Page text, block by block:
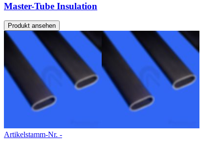
Master-Tube Insulation
Produkt ansehen
Artikelstamm-Nr. -